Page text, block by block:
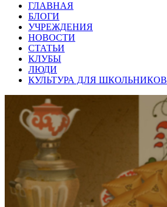
ГЛАВНАЯ
БЛОГИ
УЧРЕЖДЕНИЯ
НОВОСТИ
СТАТЬИ
КЛУБЫ
ЛЮДИ
КУЛЬТУРА ДЛЯ ШКОЛЬНИКОВ